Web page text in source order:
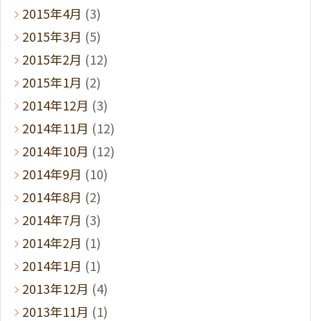
2015年4月 (3)
2015年3月 (5)
2015年2月 (12)
2015年1月 (2)
2014年12月 (3)
2014年11月 (12)
2014年10月 (12)
2014年9月 (10)
2014年8月 (2)
2014年7月 (3)
2014年2月 (1)
2014年1月 (1)
2013年12月 (4)
2013年11月 (1)